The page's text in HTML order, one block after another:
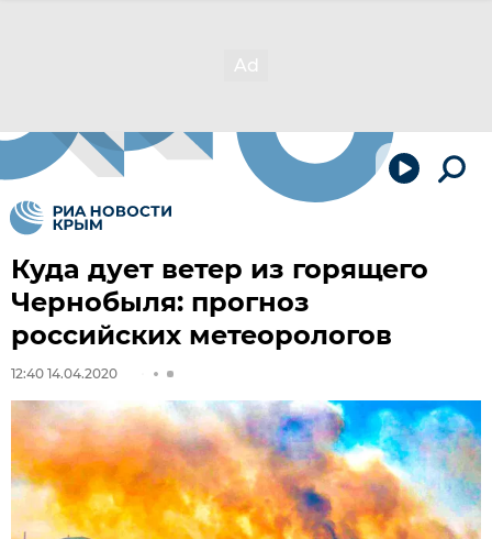
Куда дует ветер из горящего
Чернобыля: прогноз
российских метеорологов
12:40 14.04.2020